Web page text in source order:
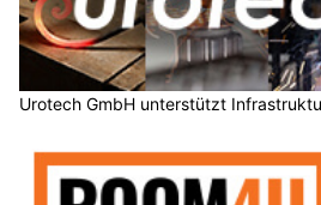
Urotech GmbH unterstützt